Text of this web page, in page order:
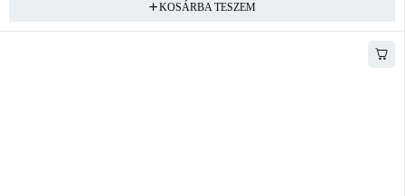
KOSÁRBA TESZEM